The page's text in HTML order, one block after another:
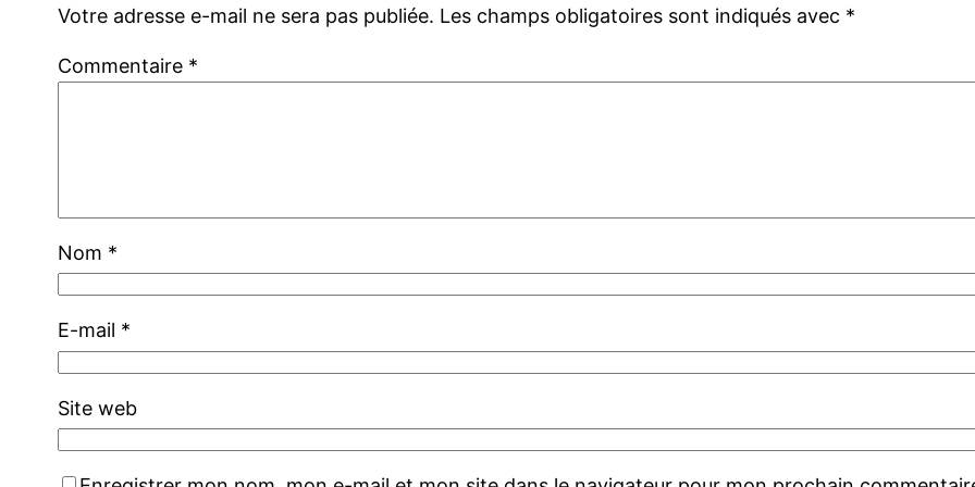
Votre adresse e-mail ne sera pas publiée. Les champs obligatoires sont indiqués avec *
Commentaire *
Nom *
E-mail *
Site web